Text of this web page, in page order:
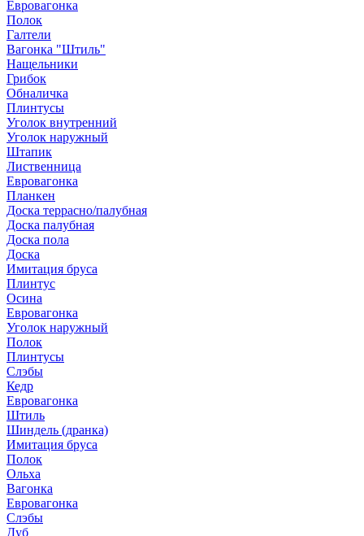
Евровагонка
Полок
Галтели
Вагонка "Штиль"
Нащельники
Грибок
Обналичка
Плинтусы
Уголок внутренний
Уголок наружный
Штапик
Лиственница
Евровагонка
Планкен
Доска террасно/палубная
Доска палубная
Доска пола
Доска
Имитация бруса
Плинтус
Осина
Евровагонка
Уголок наружный
Полок
Плинтусы
Слэбы
Кедр
Евровагонка
Штиль
Шиндель (дранка)
Имитация бруса
Полок
Ольха
Вагонка
Евровагонка
Слэбы
Дуб